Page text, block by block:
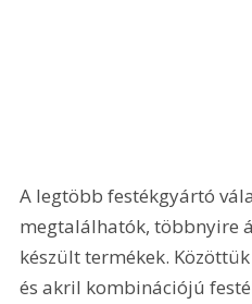
A legtöbb festékgyártó
megtalálhatók, többnyire
készült termékek.
és akril kombinációjú